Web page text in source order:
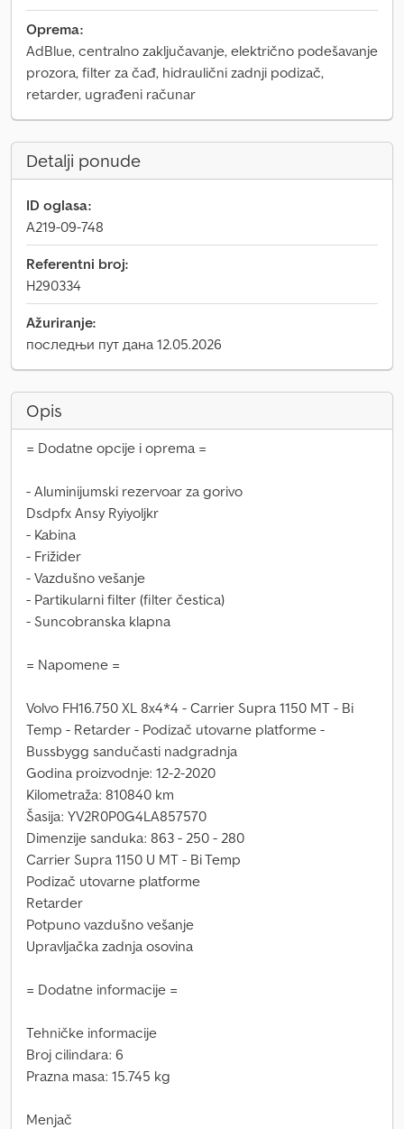
Oprema:
AdBlue, centralno zaključavanje, električno podešavanje
prozora, filter za čađ, hidraulični zadnji podizač,
retarder, ugrađeni računar
Detalji ponude
ID oglasa:
A219-09-748
Referentni broj:
H290334
Ažuriranje:
последњи пут дана 12.05.2026
Opis
= Dodatne opcije i oprema =
- Aluminijumski rezervoar za gorivo
Dsdpfx Ansy Ryiyoljkr
- Kabina
- Frižider
- Vazdušno vešanje
- Partikularni filter (filter čestica)
- Suncobranska klapna
= Napomene =
Volvo FH16.750 XL 8x4*4 - Carrier Supra 1150 MT - Bi
Temp - Retarder - Podizač utovarne platforme -
Bussbygg sandučasti nadgradnja
Godina proizvodnje: 12-2-2020
Kilometraža: 810840 km
Šasija: YV2R0P0G4LA857570
Dimenzije sanduka: 863 - 250 - 280
Carrier Supra 1150 U MT - Bi Temp
Podizač utovarne platforme
Retarder
Potpuno vazdušno vešanje
Upravljačka zadnja osovina
= Dodatne informacije =
Tehničke informacije
Broj cilindara: 6
Prazna masa: 15.745 kg
Menjač